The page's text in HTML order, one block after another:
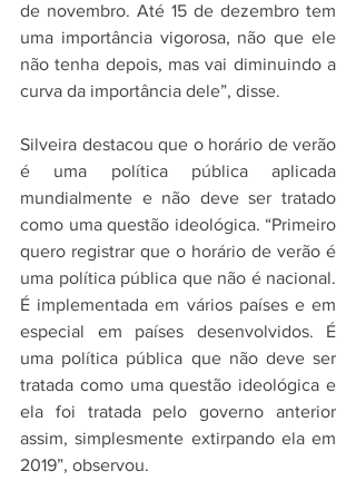
de novembro. Até 15 de dezembro tem
uma importância vigorosa, não que ele
não tenha depois, mas vai diminuindo a
curva da importância dele”, disse.
Silveira destacou que o horário de verão
é uma política pública aplicada
mundialmente e não deve ser tratado
como uma questão ideológica. “Primeiro
quero registrar que o horário de verão é
uma política pública que não é nacional.
É implementada em vários países e em
especial em países desenvolvidos. É
uma política pública que não deve ser
tratada como uma questão ideológica e
ela foi tratada pelo governo anterior
assim, simplesmente extirpando ela em
2019”, observou.